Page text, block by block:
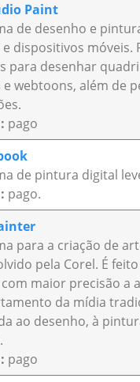
Paint
de desenho e
e dispositivos móveis.
para desenhar
e webtoons, além de
pago
de pintura digital
pago.
para a criação de
pela Corel. É
maior precisão a
da mídia
ao desenho, à
pago